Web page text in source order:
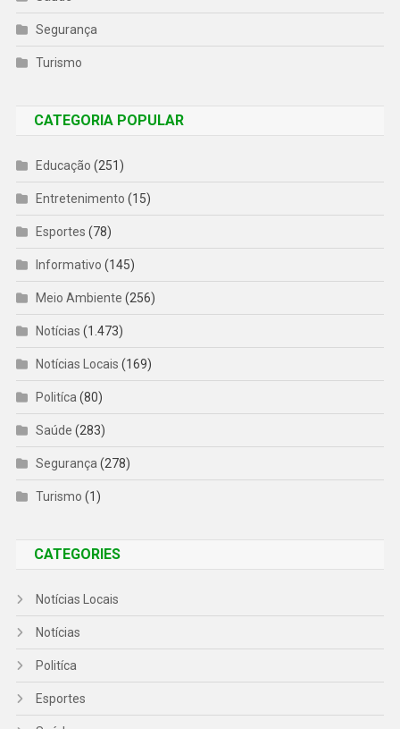
Segurança
Turismo
CATEGORIA POPULAR
Educação (251)
Entretenimento (15)
Esportes (78)
Informativo (145)
Meio Ambiente (256)
Notícias (1.473)
Notícias Locais (169)
Politíca (80)
Saúde (283)
Segurança (278)
Turismo (1)
CATEGORIES
Notícias Locais
Notícias
Politíca
Esportes